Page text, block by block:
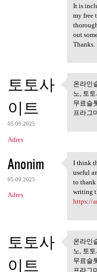
It is
my free
out
토토사
이트
05.09.2025
Adres
온라
증,
온라인
노, 토
무료슬
프라그
Anonim
05.09.2025
Adres
I think
I think
useful
to thank
writing
https://
토토사
이트
온라
증,
온라인
노, 토
무료슬
프라그